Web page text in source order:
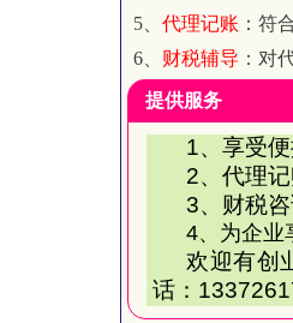
5、 代理记账 ：符
6、 财税辅导 ：对
提供服务
1、享受
2、代理
3、财税
4、为企业
欢迎有创
话：